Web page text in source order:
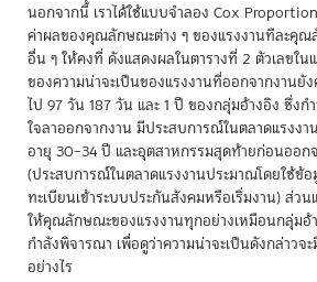
นอกจากนี้ เราได้ใช้แบบจำลอง Cox
ค่าผลของคุณลักษณะต่าง ๆ ของแรงงานทีละคุ
อื่น ๆ ให้คงที่ ดังแสดงผลในตารางที่ 2 ตัวเลขใ
ของความน่าจะเป็นของแรงงานที่ออกจากงานยัง
ไป 97 วัน 187 วัน และ 1 ปี ของกลุ่มอ้างอิง ซึ่ง
ใจลาออกจากงาน มีประสบการณ์ในตลาดแรงง
อายุ 30–34 ปี และอุตสาหกรรมสุดท้ายก่อนออก
(ประสบการณ์ในตลาดแรงงานประมาณโดยใช้ข้อ
ทะเบียนเข้าระบบประกันสังคมหรือเริ่มงาน) ส่ว
ให้คุณลักษณะของแรงงานทุกอย่างเหมือนกลุ่ม
กำลังพิจารณา เพื่อดูว่าความน่าจะเป็นดังกล่าวจ
อย่างไร